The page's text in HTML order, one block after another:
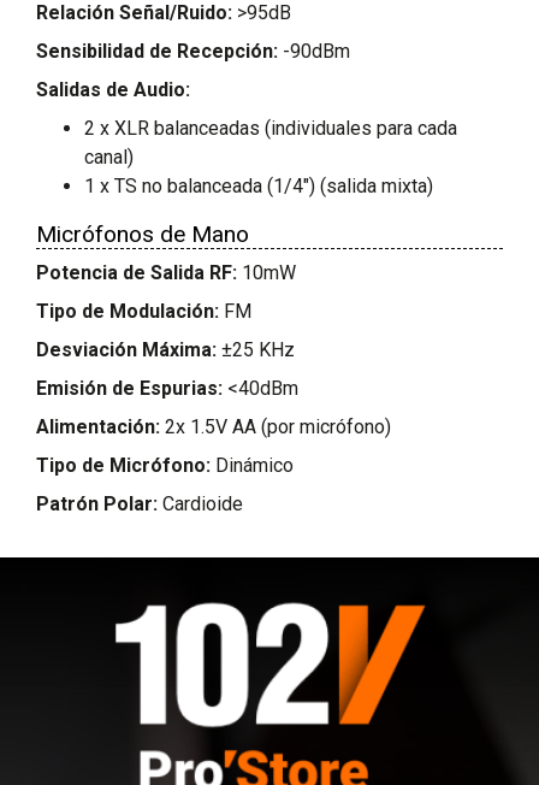
Relación Señal/Ruido: >95dB
Sensibilidad de Recepción: -90dBm
Salidas de Audio:
2 x XLR balanceadas (individuales para cada
canal)
1 x TS no balanceada (1/4") (salida mixta)
Micrófonos de Mano
Potencia de Salida RF: 10mW
Tipo de Modulación: FM
Desviación Máxima: ±25 KHz
Emisión de Espurias: <40dBm
Alimentación: 2x 1.5V AA (por micrófono)
Tipo de Micrófono: Dinámico
Patrón Polar: Cardioide